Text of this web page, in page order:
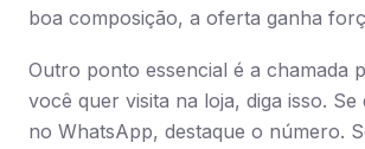
boa composição, a oferta ganha
Outro ponto essencial é a chamada
você quer visita na loja, diga isso.
no WhatsApp, destaque o número.